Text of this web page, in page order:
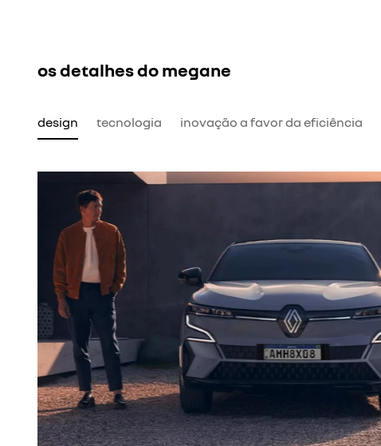
os detalhes do megane
design tecnologia inovação a favor da eficiência